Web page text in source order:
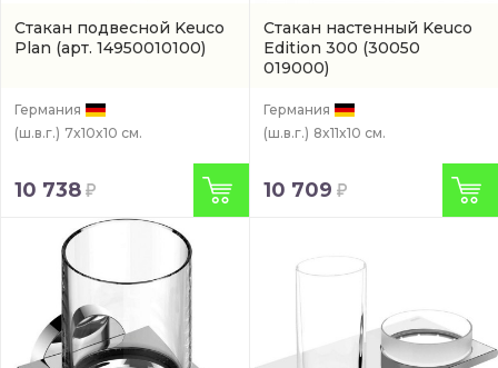
Стакан подвесной Keuco
Plan (арт. 14950010100)
Германия
(ш.в.г.) 7x10x10 см.
10 738
Стакан настенный Keuco
Edition 300 (30050
019000)
Германия
(ш.в.г.) 8x11x10 см.
10 709